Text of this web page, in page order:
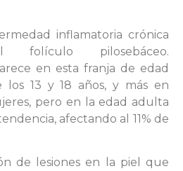
inflamatoria crónica
pilosebáceo.
en esta franja de edad
los 13 y 18 años, y más en
pero en la edad adulta
afectando al 11% de
de lesiones en la piel que